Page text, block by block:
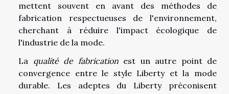
mettent souvent en avant des méthodes de
fabrication respectueuses de l'environnement,
cherchant à réduire l'impact écologique de
l'industrie de la mode.
La qualité de fabricationest un autre point de
convergence entre le style Liberty et la mode
durable. Les adeptes du Liberty préconisent